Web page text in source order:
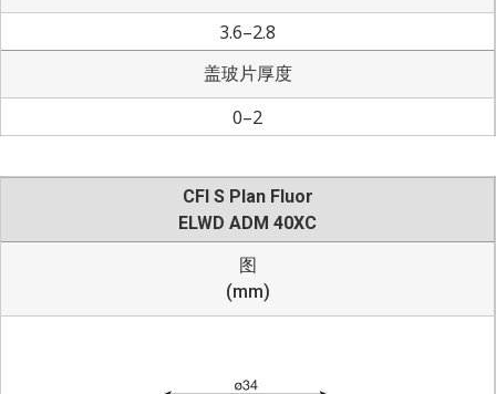
3.6–2.8
盖玻片厚度
0–2
CFI S Plan Fluor
ELWD ADM 40XC
图
(mm)